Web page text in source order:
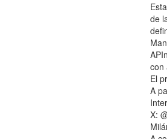
de
con
El
A
X: